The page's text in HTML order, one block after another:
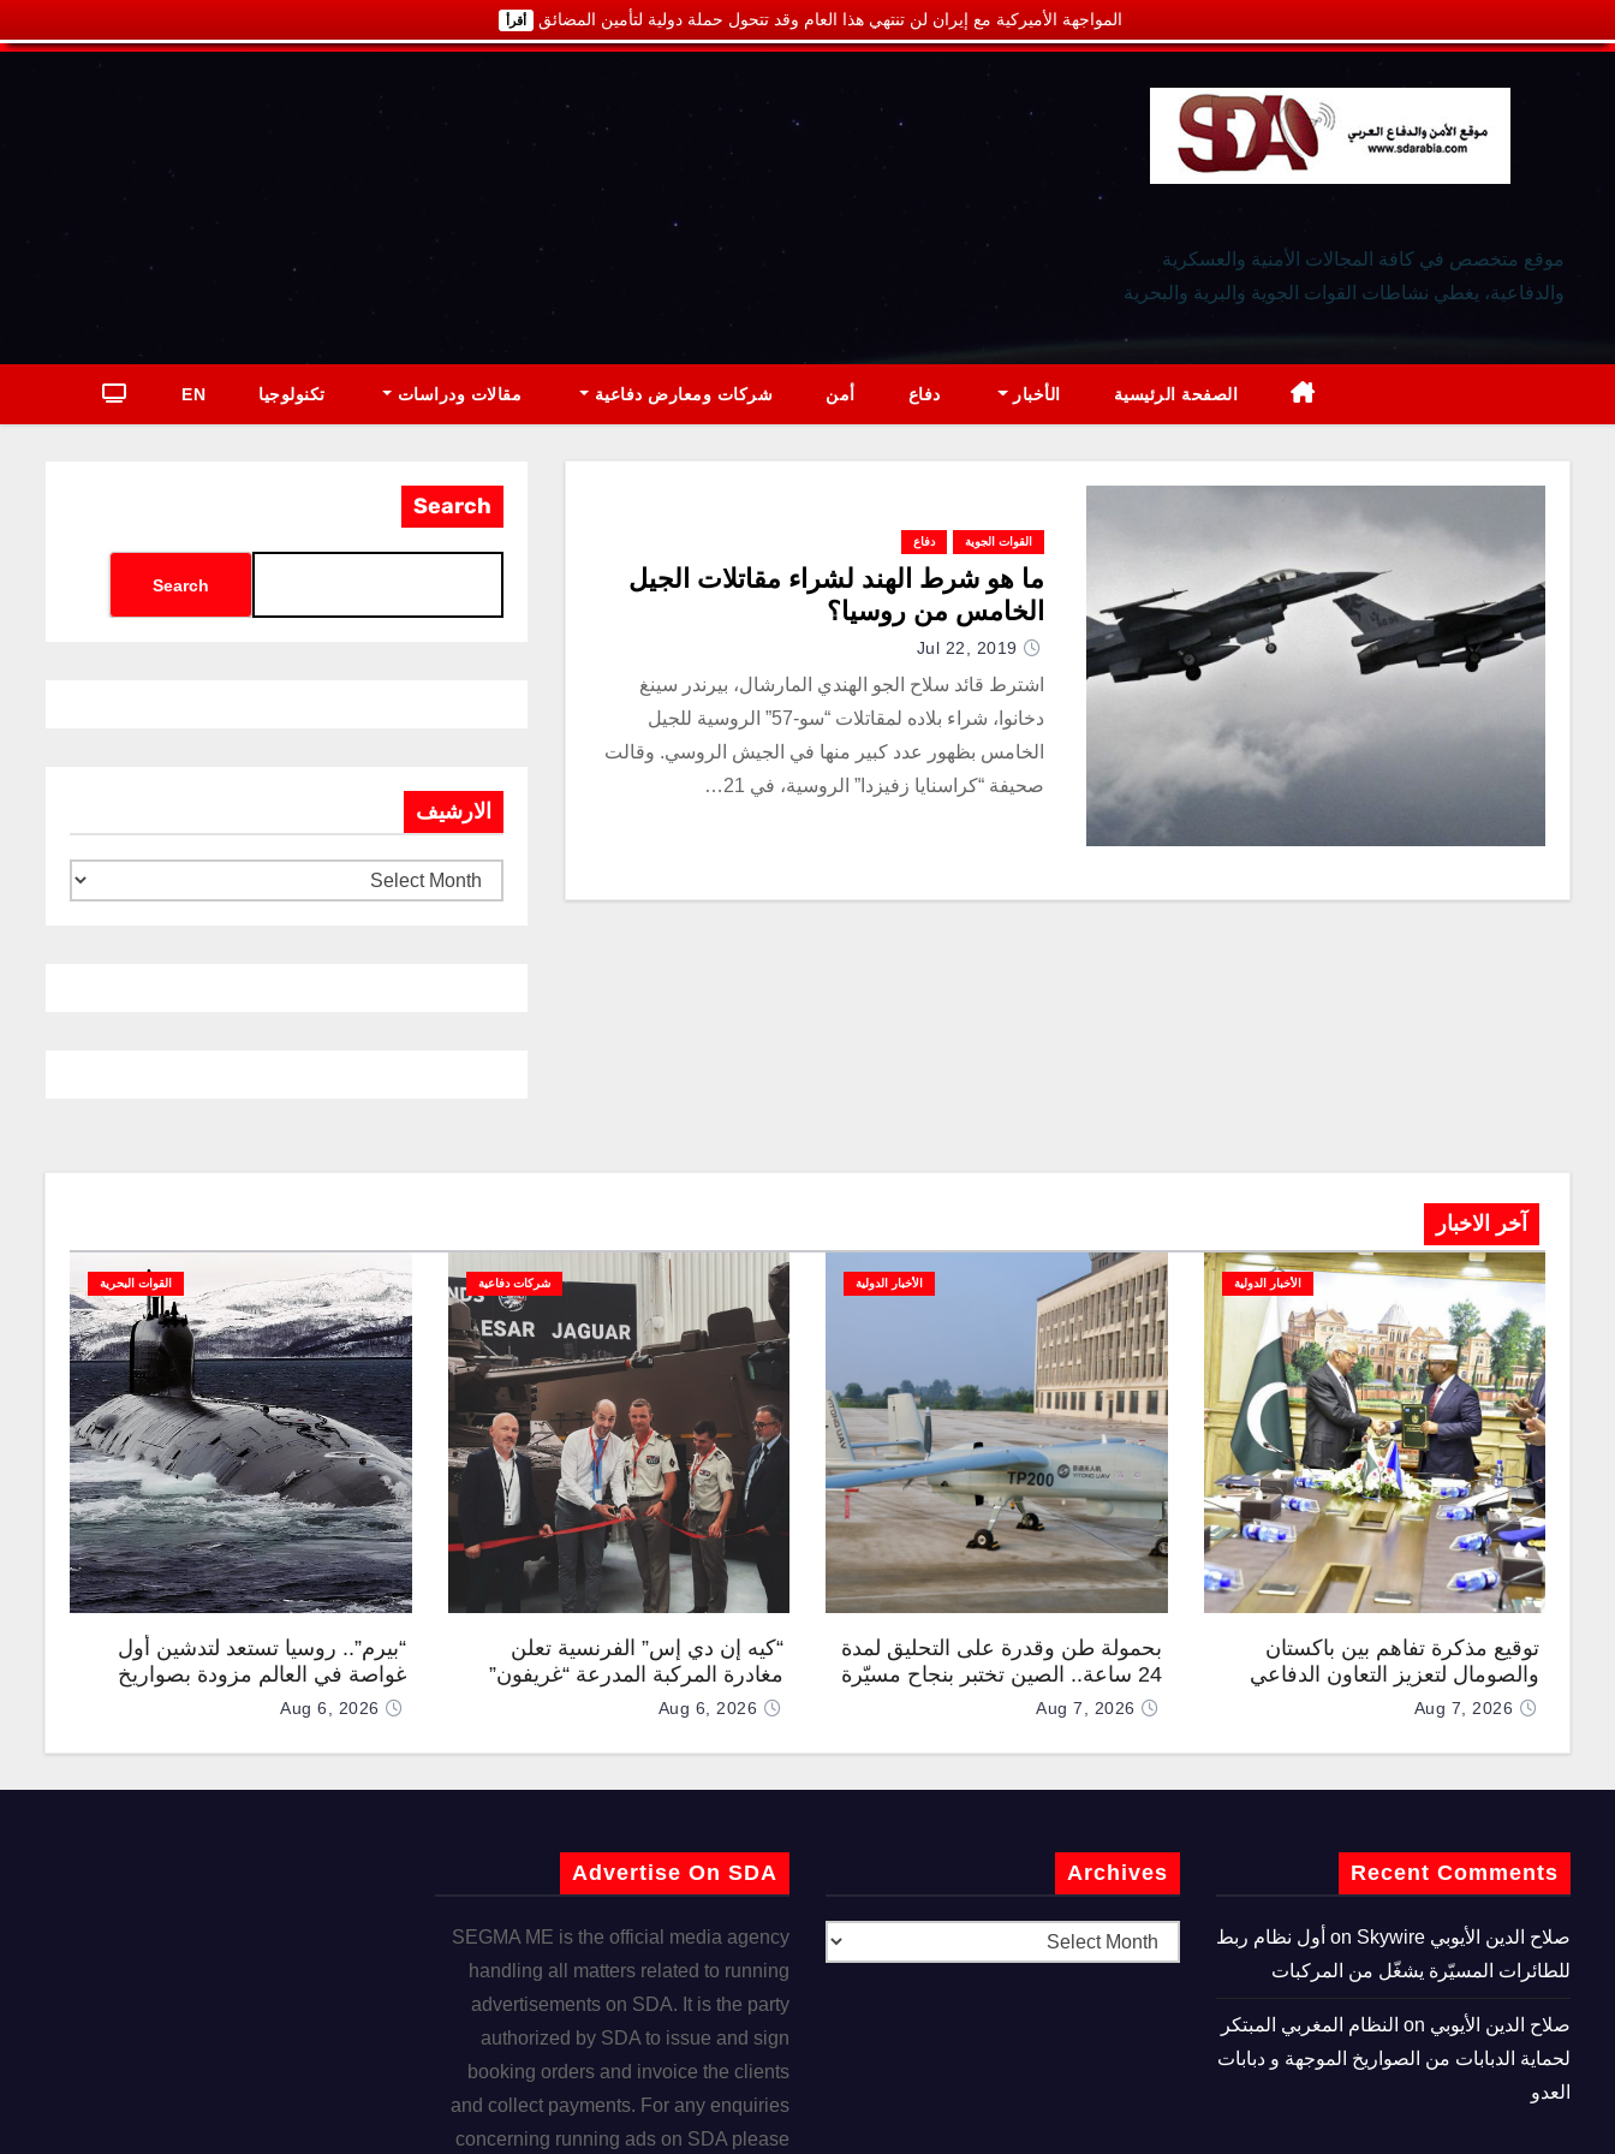
المواجهة الأميركية مع إيران لن تنتهي هذا العام وقد تتحول حملة دولية لتأمين المضائق أقرأ
موقع متخصص في كافة المجالات الأمنية والعسكرية
والدفاعية، يغطي نشاطات القوات الجوية والبرية والبحرية
الصفحة الرئيسية الأخبار دفاع أمن شركات ومعارض دفاعية مقالات ودراسات تكنولوجيا EN
القوات الجوية دفاع
ما هو شرط الهند لشراء مقاتلات الجيل
الخامس من روسيا؟
Jul 22, 2019
اشترط قائد سلاح الجو الهندي المارشال، بيرندر سينغ
دخانوا، شراء بلاده لمقاتلات “سو-57” الروسية للجيل
الخامس بظهور عدد كبير منها في الجيش الروسي. وقالت
صحيفة “كراسنايا زفيزدا” الروسية، في 21…
Search
Search
الارشيف
آخر الاخبار
الأخبار الدولية
توقيع مذكرة تفاهم بين باكستان
والصومال لتعزيز التعاون الدفاعي
Aug 7, 2026
الأخبار الدولية
بحمولة طن وقدرة على التحليق لمدة
24 ساعة.. الصين تختبر بنجاح مسيّرة
“TP200”
Aug 7, 2026
شركات دفاعية
“كيه إن دي إس” الفرنسية تعلن
مغادرة المركبة المدرعة “غريفون”
رقم 1000 لخط الإنتاجAug 6, 2026
القوات البحرية
“بيرم”.. روسيا تستعد لتدشين أول
غواصة في العالم مزودة بصواريخ
كروز فرط صوتية
Aug 6, 2026
Recent Comments
صلاح الدين الأيوبي
Skywire أول نظام ربط
للطائرات المسيّرة يشغّل من المركبات
صلاح الدين الأيوبي
النظام المغربي المبتكر
لحماية الدبابات من الصواريخ الموجهة و دبابات
العدو
Archives
Advertise On SDA
SEGMA ME is the official media agency
handling all matters related to running
advertisements on SDA. It is the party
authorized by SDA to issue and sign
booking orders and invoice the clients
and collect payments. For any enquiries
concerning running ads on SDA please